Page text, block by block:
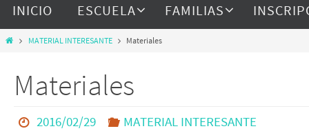
INICIO ESCUELA FAMILIAS
MATERIAL INTERESANTE Materiales
Materiales
2016/02/29 MATERIAL INTERESANTE